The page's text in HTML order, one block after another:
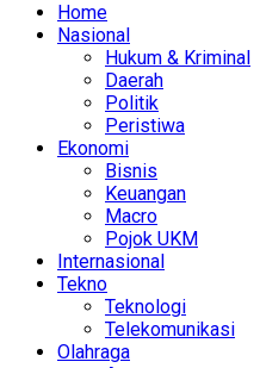
Home
Nasional
Hukum & Kriminal
Daerah
Politik
Peristiwa
Ekonomi
Bisnis
Keuangan
Macro
Pojok UKM
Internasional
Tekno
Teknologi
Telekomunikasi
Olahraga